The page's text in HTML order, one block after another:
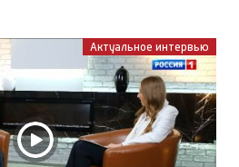
Актуальное интервью